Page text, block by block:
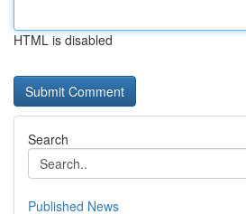
HTML is disabled
Search
Published News